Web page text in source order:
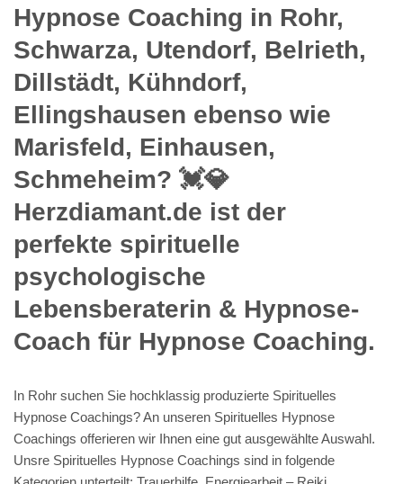
Hypnose Coaching in Rohr,
Schwarza, Utendorf, Belrieth,
Dillstädt, Kühndorf,
Ellingshausen ebenso wie
Marisfeld, Einhausen,
Schmeheim? 💓️💎
Herzdiamant.de ist der
perfekte spirituelle
psychologische
Lebensberaterin & Hypnose-
Coach für Hypnose Coaching.
In Rohr suchen Sie hochklassig produzierte Spirituelles
Hypnose Coachings? An unseren Spirituelles Hypnose
Coachings offerieren wir Ihnen eine gut ausgewählte Auswahl.
Unsre Spirituelles Hypnose Coachings sind in folgende